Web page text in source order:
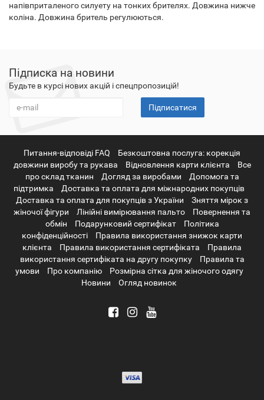
напівприталеного силуету на тонких брителях. Довжина нижче
коліна. Довжина бритель регулюються.
Підписка на новини
Будьте в курсі нових акцій і спецпропозицій!
Підписатися
Питання-відповіді FAQ
Безкоштовна послуга: корекція
довжини виробу та рукава
Відновлення карти клієнта
Все
про склад тканин
Догляд за виробами
Допомога та
підтримка
Доставка та оплата для міжнародних покупців
Доставка та оплата для покупців з України
Зняття мірок з
жіночої фігури
Лінійні вимірювання пальто
Повернення та
обмін
Подарунковий сертифікат
Політика
конфіденційності
Правила використання знижок карти
клієнта
Правила використання сертифіката
Правила
використання сертифіката на другу покупку
Правила та
умови
Про компанію
Розмірна сітка для жіночого одягу
Новини
Огляд новинок